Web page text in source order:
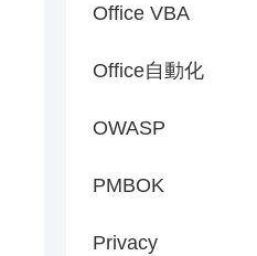
Office VBA
Office自動化
OWASP
PMBOK
Privacy